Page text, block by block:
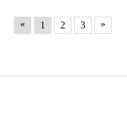
« 1 2 3 »